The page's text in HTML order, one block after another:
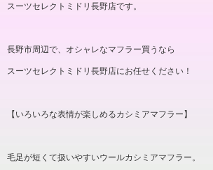
スーツセレクトミドリ長野店です。
長野市周辺で、オシャレなマフラー買うなら
スーツセレクトミドリ長野店にお任せください！
【いろいろな表情が楽しめるカシミアマフラー】
毛足が短くて扱いやすいウールカシミアマフラー。